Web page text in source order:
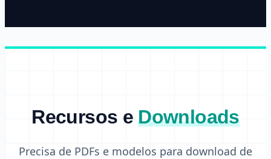
Recursos eDownloads
Precisa de PDFs e modelos para download de